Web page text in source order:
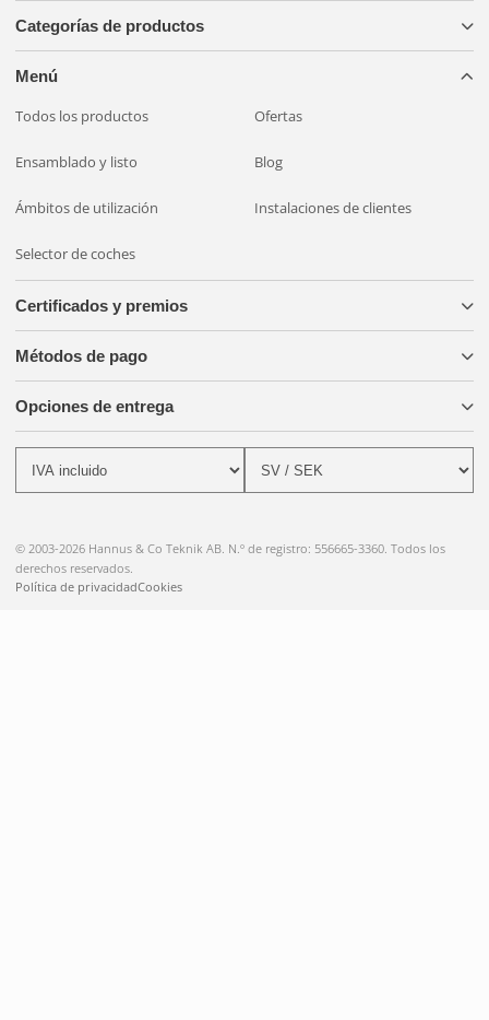
Categorías de productos
Menú
Todos los productos Ofertas
Ensamblado y listo Blog
Ámbitos de utilización Instalaciones de clientes
Selector de coches
Certificados y premios
Métodos de pago
Opciones de entrega
© 2003-2026 Hannus & Co Teknik AB. N.º de registro: 556665-3360. Todos los
derechos reservados.
Política de privacidadCookies